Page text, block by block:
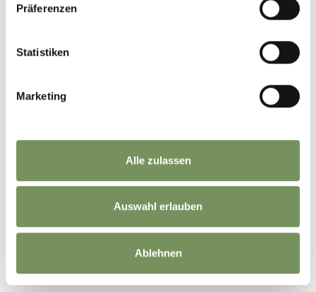
Präferenzen
Statistiken
Marketing
Alle zulassen
Auswahl erlauben
Ablehnen
Peer.tv